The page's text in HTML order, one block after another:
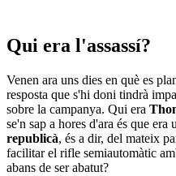
Qui era l'assassí?
Venen ara uns dies en què es
resposta que s'hi doni tindrà
sobre la campanya. Qui era
se'n sap a hores d'ara és que
republicà, és a dir, del mateix
facilitar el rifle semiautomàtic
abans de ser abatut?